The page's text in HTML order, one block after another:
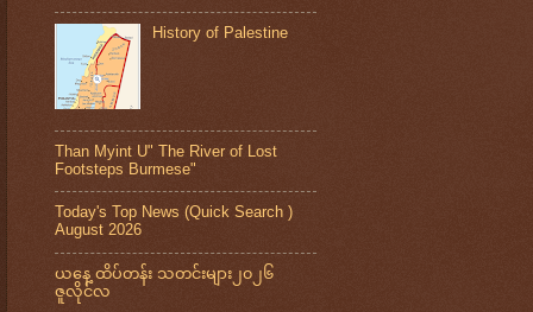
History of Palestine
Than Myint U" The River of Lost
Footsteps Burmese"
Today's Top News (Quick Search )
August 2026
ယနေ့ ထိပ်တန်း သတင်းများ၂၀၂၆
ဇူလိုင်လ